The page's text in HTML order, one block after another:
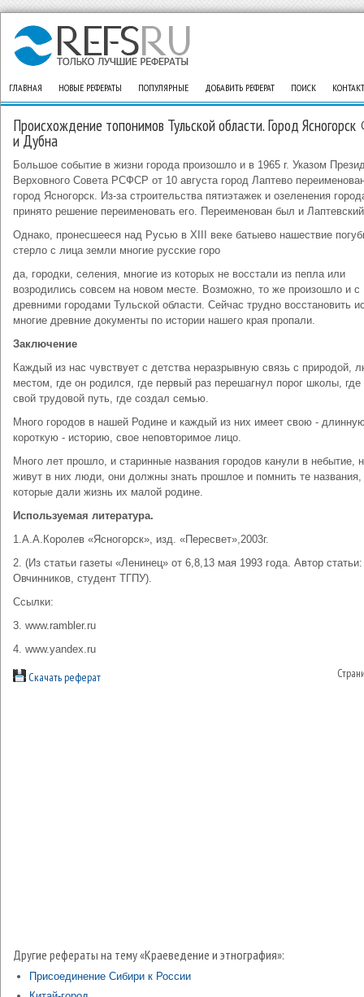
ГЛАВНАЯ НОВЫЕ РЕФЕРАТЫ ПОПУЛЯРНЫЕ ДОБАВИТЬ РЕФЕРАТ ПОИСК
Происхождение топонимов Тульской области. Город Ясногорск
и Дубна
Большое событие в жизни города произошло и в 1965 г. Указом
Верховного Совета РСФСР от 10 августа город Лаптево
город Ясногорск. Из-за строительства пятиэтажек и озеленения
принято решение переименовать его. Переименован был и
Однако, пронесшееся над Русью в XIII веке батыево нашествие
стерло с лица земли многие русские горо
да, городки, селения, многие из которых не восстали из пепла или
возродились совсем на новом месте. Возможно, то же произошло и с
древними городами Тульской области. Сейчас трудно восстановить
многие древние документы по истории нашего края пропали.
Заключение
Каждый из нас чувствует с детства неразрывную связь с природой,
местом, где он родился, где первый раз перешагнул порог школы, где
свой трудовой путь, где создал семью.
Много городов в нашей Родине и каждый из них имеет свою -
короткую - историю, свое неповторимое лицо.
Много лет прошло, и старинные названия городов канули в небытие,
живут в них люди, они должны знать прошлое и помнить те названия,
которые дали жизнь их малой родине.
Используемая литература.
1.А.А.Королев «Ясногорск», изд. «Пересвет»,2003г.
2. (Из статьи газеты «Ленинец» от 6,8,13 мая 1993 года. Автор
Овчинников, студент ТГПУ).
Ссылки:
3. www.rambler.ru
4. www.yandex.ru
Скачать реферат
Другие рефераты на тему «Краеведение и этнография»:
Присоединение Сибири к России